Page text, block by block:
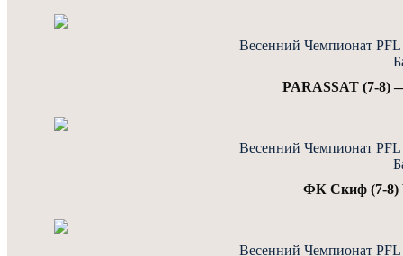
Весенний Чемпионат PFL
PARASSAT (7-8)
Весенний Чемпионат PFL
ФК Скиф (7-8)
Весенний Чемпионат PFL